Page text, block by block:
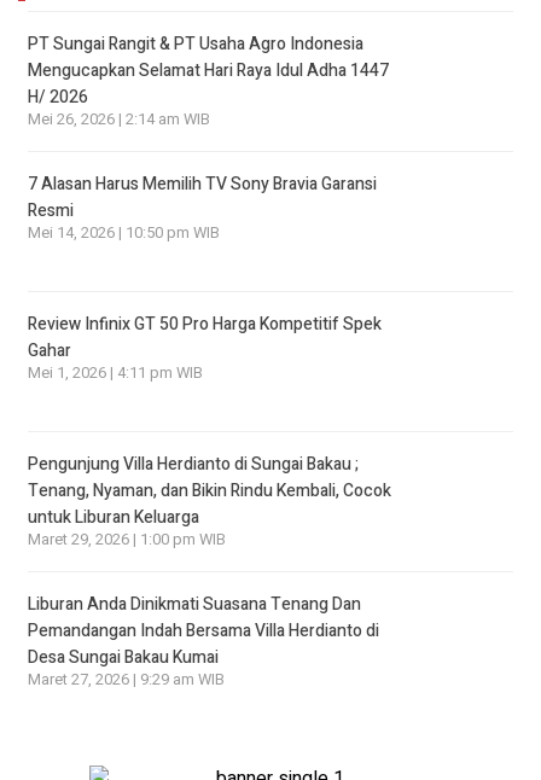
PT Sungai Rangit & PT Usaha Agro Indonesia
Mengucapkan Selamat Hari Raya Idul Adha 1447
H/ 2026
Mei 26, 2026 | 2:14 am WIB
7 Alasan Harus Memilih TV Sony Bravia Garansi
Resmi
Mei 14, 2026 | 10:50 pm WIB
Review Infinix GT 50 Pro Harga Kompetitif Spek
Gahar
Mei 1, 2026 | 4:11 pm WIB
Pengunjung Villa Herdianto di Sungai Bakau ;
Tenang, Nyaman, dan Bikin Rindu Kembali, Cocok
untuk Liburan Keluarga
Maret 29, 2026 | 1:00 pm WIB
Liburan Anda Dinikmati Suasana Tenang Dan
Pemandangan Indah Bersama Villa Herdianto di
Desa Sungai Bakau Kumai
Maret 27, 2026 | 9:29 am WIB